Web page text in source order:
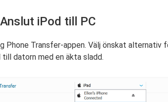
iPod till PC
Phone Transfer-appen. Välj önskat alternativ
till datorn med en äkta sladd.